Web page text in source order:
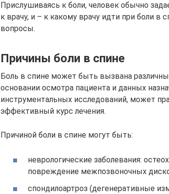
Прислушиваясь к боли, человек обычно
к врачу, и – к какому врачу идти при боли в
вопросы.
Причины боли в спине
Боль в спине может быть вызвана
основании осмотра пациента и данных
инструментальных исследований, может
эффективный курс лечения.
Причиной боли в спине могут быть:
неврологические заболевания:
повреждение межпозвоночных
спондилоартроз (дегенеративные